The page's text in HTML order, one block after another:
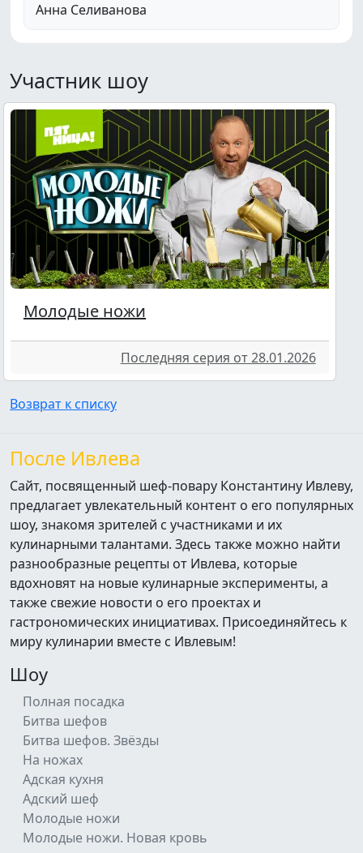
Анна Селиванова
Участник шоу
Молодые ножи
Последняя серия от 28.01.2026
Возврат к списку
После Ивлева
Сайт, посвященный шеф-повару Константину Ивлеву,
предлагает увлекательный контент о его популярных
шоу, знакомя зрителей с участниками и их
кулинарными талантами. Здесь также можно найти
разнообразные рецепты от Ивлева, которые
вдохновят на новые кулинарные эксперименты, а
также свежие новости о его проектах и
гастрономических инициативах. Присоединяйтесь к
миру кулинарии вместе с Ивлевым!
Шоу
Полная посадка
Битва шефов
Битва шефов. Звёзды
На ножах
Адская кухня
Адский шеф
Молодые ножи
Молодые ножи. Новая кровь